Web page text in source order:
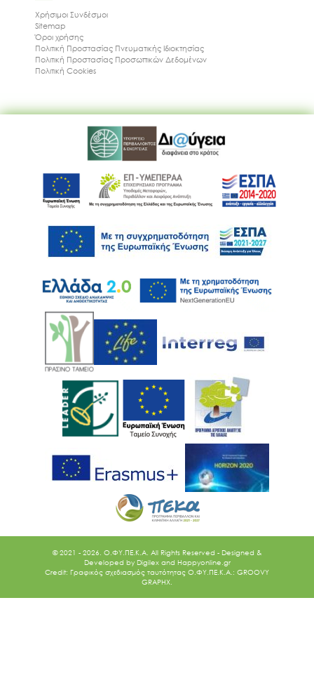
Ακολουθήστε μας
Χρήσιμοι Συνδέσμοι
Sitemap
Όροι χρήσης
Πολιτική Προστασίας Πνευματικής Ιδιοκτησίας
Πολιτική Προστασίας Προσωπικών Δεδομένων
Πολιτική Cookies
© 2021 - 2026. O.ΦΥ.ΠΕ.Κ.Α. All Rights Reserved - Designed &
Developed by Digilex and Happyonline.gr
Credit: Γραφικός σχεδιασμός ταυτότητας Ο.ΦΥ.ΠΕ.Κ.Α.: GROOVY
GRAPHX.